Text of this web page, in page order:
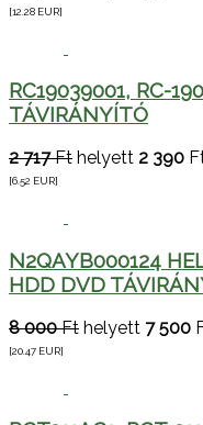
[12.28 EUR]
RC19039001, RC-
TÁVIRÁNYÍTÓ
2 717 Ft helyett 2 390
[6.52 EUR]
N2QAYB000124
HDD DVD
8 000 Ft helyett 7 500
[20.47 EUR]